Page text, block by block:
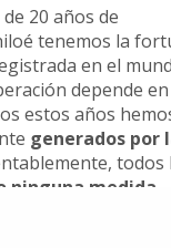
20 años de
tenemos la
en el
depende
estos años
generados por
todos
ninguna medida
| Todos los